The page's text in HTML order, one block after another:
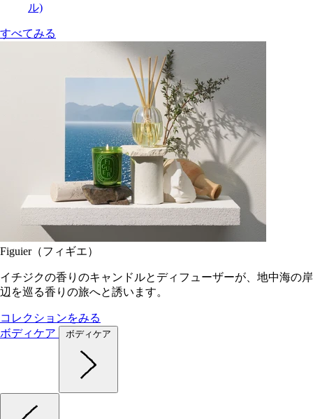
ル)
すべてみる
Figuier（フィギエ）
イチジクの香りのキャンドルとディフューザーが、地中海の岸
辺を巡る香りの旅へと誘います。
コレクションをみる
ボディケア
ボディケア